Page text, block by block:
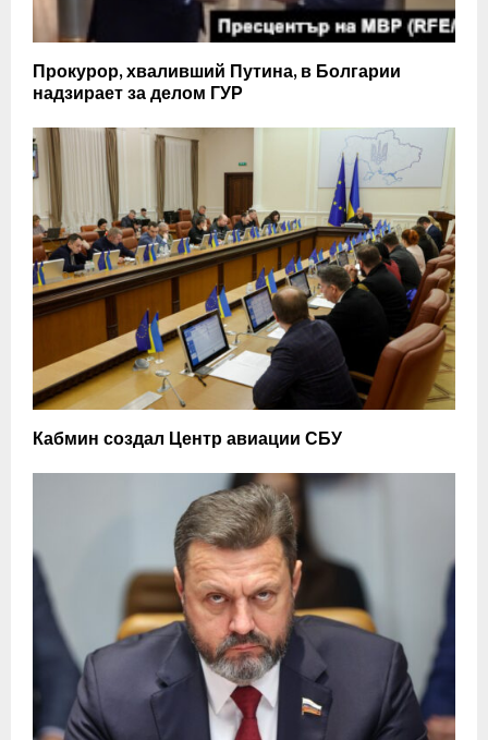
Прокурор, хваливший Путина, в Болгарии
надзирает за делом ГУР
Кабмин создал Центр авиации СБУ